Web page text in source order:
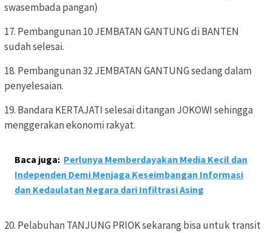
swasembada pangan)
17. Pembangunan 10 JEMBATAN GANTUNG di BANTEN
sudah selesai.
18. Pembangunan 32 JEMBATAN GANTUNG sedang dalam
penyelesaian.
19. Bandara KERTAJATI selesai ditangan JOKOWI sehingga
menggerakan ekonomi rakyat.
Baca juga: Perlunya Memberdayakan Media Kecil dan
Independen Demi Menjaga Keseimbangan Informasi
dan Kedaulatan Negara dari Infiltrasi Asing
20. Pelabuhan TANJUNG PRIOK sekarang bisa untuk transit